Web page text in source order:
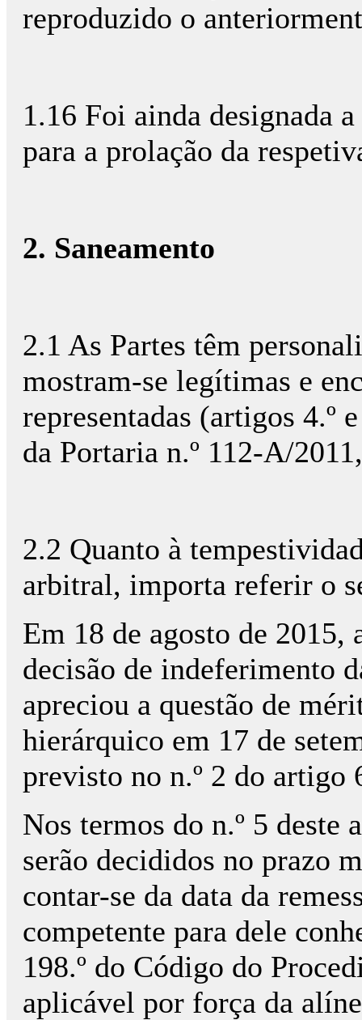
reproduzido o
1.16 Foi ainda designada
para a prolação da
2. Saneamento
2.1 As Partes têm
mostram-se legítimas e
representadas (artigos 4.º
da Portaria n.º 112-A/
2.2 Quanto à
arbitral, importa referir o
Em 18 de agosto de
decisão de indeferimento
apreciou a questão de
hierárquico em 17 de
previsto no n.º 2 do artigo
Nos termos do n.º 5 deste
serão decididos no prazo
contar-se da data da
competente para dele
198.º do Código do
aplicável por força da